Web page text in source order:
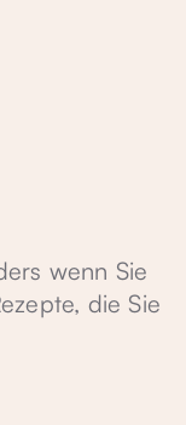
wenn Sie
die Sie